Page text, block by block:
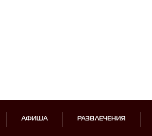
АФИША РАЗВЛЕЧЕНИЯ